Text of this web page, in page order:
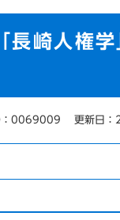
長崎人権学
：0069009 更新日